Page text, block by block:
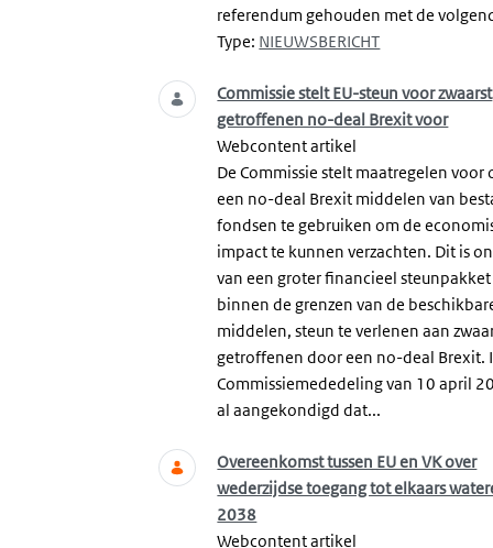
referendum gehouden met de
Type: NIEUWSBERICHT
Commissie stelt EU-steun voor zwaarst
getroffenen no-deal Brexit voor
Webcontent artikel
De Commissie stelt maatregelen voor
een no-deal Brexit middelen van
fondsen te gebruiken om de
impact te kunnen verzachten. Dit is
van een groter financieel
binnen de grenzen van de
middelen, steun te verlenen aan
getroffenen door een no-deal Brexit.
Commissiemededeling van 10 april
al aangekondigd dat...
Overeenkomst tussen EU en VK over
wederzijdse toegang tot elkaars
2038
Webcontent artikel